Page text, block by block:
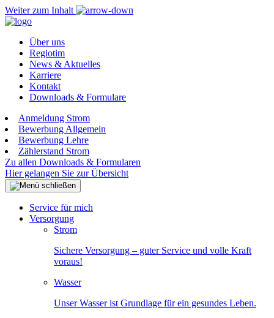
Weiter zum Inhalt
Über uns
Regiotim
News & Aktuelles
Karriere
Kontakt
Downloads & Formulare
Anmeldung Strom
Bewerbung Allgemein
Bewerbung Lehre
Zählerstand Strom
Zu allen Downloads & Formularen
Hier gelangen Sie zur Übersicht
Service für mich
Versorgung
Strom
Sichere Versorgung – guter Service und volle Kraft
voraus!
Wasser
Unser Wasser ist Grundlage für ein gesundes Leben.